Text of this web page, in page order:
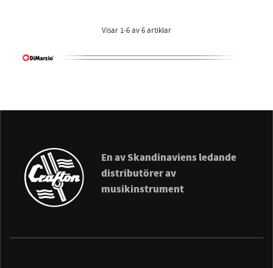
Visar 1-6av6artiklar
En av Skandinaviens ledande
distributörer av
musikinstrument